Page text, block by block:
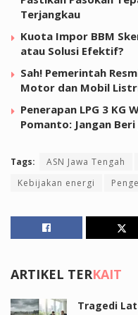
Terjangkau
Kuota Impor BBM
atau Solusi Efektif?
Sah! Pemerintah
Motor dan Mobil
Penerapan LPG 3 KG
Pomanto: Jangan
Tags: ASN Jawa Tengah
Kebijakan energi
ARTIKEL TERKAIT
Tragedi